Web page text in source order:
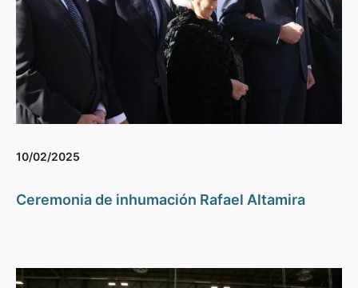
10/02/2025
Ceremonia de inhumación Rafael Altamira